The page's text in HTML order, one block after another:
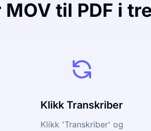
til PDF i
Klikk Transkriber
Klikk 'Transkriber' og